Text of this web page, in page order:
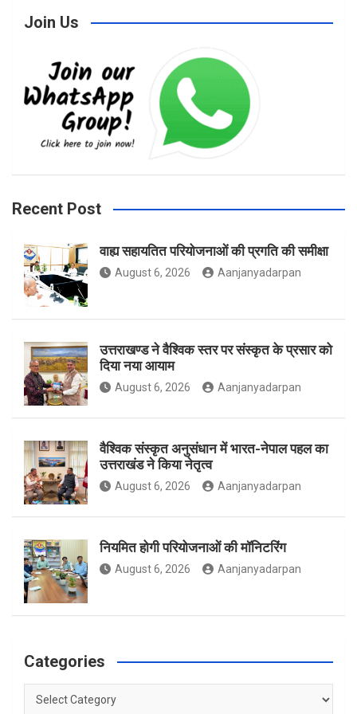
o
k
g
m
e
Join Us
Recent Post
वाह्य सहायतित परियोजनाओं की प्रगति की समीक्षा
August 6, 2026 Aanjanyadarpan
उत्तराखण्ड ने वैश्विक स्तर पर संस्कृत के प्रसार को
दिया नया आयाम
August 6, 2026 Aanjanyadarpan
वैश्विक संस्कृत अनुसंधान में भारत-नेपाल पहल का
उत्तराखंड ने किया नेतृत्व
August 6, 2026 Aanjanyadarpan
नियमित होगी परियोजनाओं की मॉनिटरिंग
August 6, 2026 Aanjanyadarpan
Categories
Categories